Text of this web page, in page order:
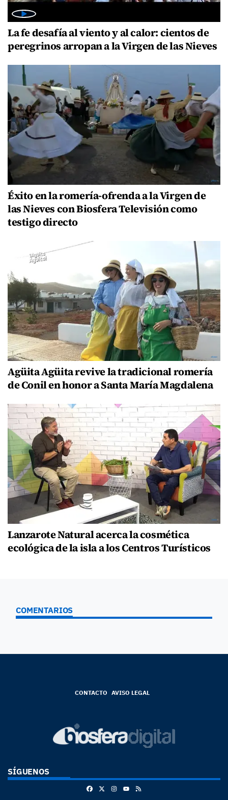
La fe desafía al viento y al calor: cientos de
peregrinos arropan a la Virgen de las Nieves
Éxito en la romería-ofrenda a la Virgen de
las Nieves con Biosfera Televisión como
testigo directo
Agüita Agüita revive la tradicional romería
de Conil en honor a Santa María Magdalena
Lanzarote Natural acerca la cosmética
ecológica de la isla a los Centros Turísticos
COMENTARIOS
CONTACTO AVISO LEGAL
SÍGUENOS
FacebookInstagram